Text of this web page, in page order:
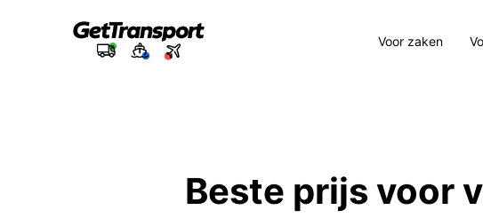
Voor zaken
Beste prijs voor